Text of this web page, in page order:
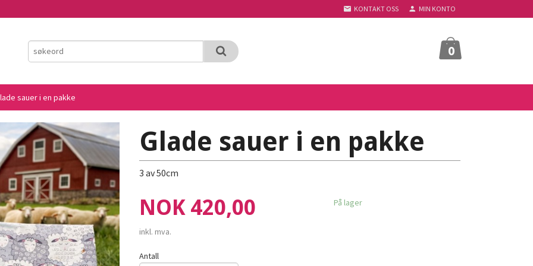
KONTAKT OSS MIN KONTO
0
sauer i en pakke
Glade sauer i en pakke
3 av 50cm
Pris
NOK 420,00
inkl. mva.
På lager
Antall